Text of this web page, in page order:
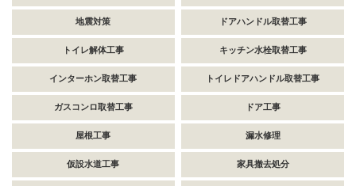
地震対策 ドアハンドル取替工事
トイレ解体工事 キッチン水栓取替工事
インターホン取替工事 トイレドアハンドル取替工事
ガスコンロ取替工事 ドア工事
屋根工事 漏水修理
仮設水道工事 家具撤去処分